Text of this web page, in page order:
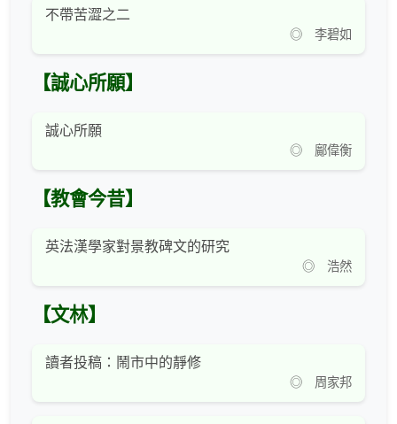
不帶苦澀之二
◎ 李碧如
【誠心所願】
誠心所願
◎ 鄺偉衡
【教會今昔】
英法漢學家對景教碑文的研究
◎ 浩然
【文林】
讀者投稿：鬧市中的靜修
◎ 周家邦